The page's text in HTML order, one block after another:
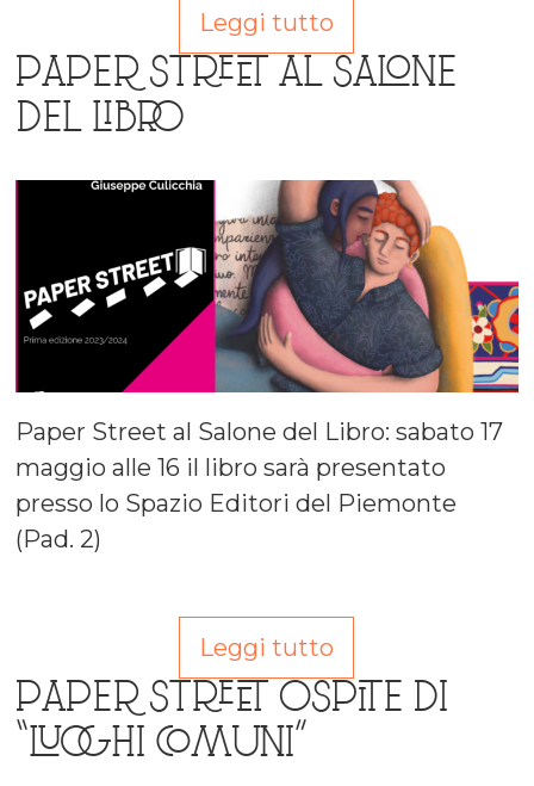
Leggi tutto
PAPER STREET AL SALONE
DEL LIBRO
Paper Street al Salone del Libro: sabato 17
maggio alle 16 il libro sarà presentato
presso lo Spazio Editori del Piemonte
(Pad. 2)
Leggi tutto
PAPER STREET OSPITE DI
“LUOGHI COMUNI”